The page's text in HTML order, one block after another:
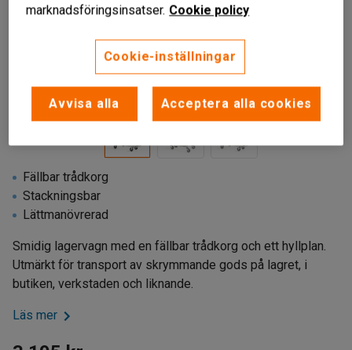
Fällbar trådkorg
Stackningsbar
Lättmanövrerad
Smidig lagervagn med en fällbar trådkorg och ett hyllplan.
Utmärkt för transport av skrymmande gods på lagret, i
butiken, verkstaden och liknande.
Läs mer
marknadsföringsinsatser. Cookie policy
Cookie-inställningar
Avvisa alla Acceptera alla cookies